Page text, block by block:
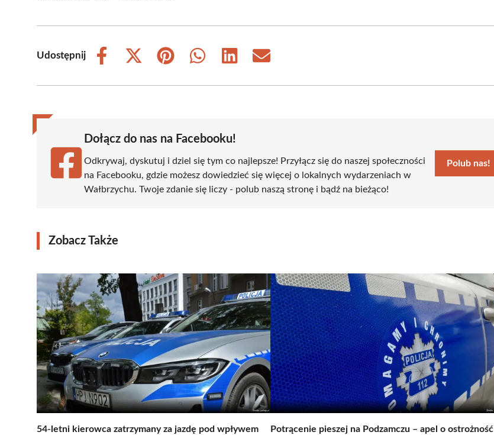
Udostępnij
Share
Share
(Twitter)
Share
Share
Share
Share
Dołącz do nas na Facebooku!
Odkrywaj, dyskutuj i dziel się tym co najlepsze! Przyłącz się do naszej społeczności
na Facebooku, gdzie możesz dowiedzieć się więcej o lokalnych wydarzeniach w
Wałbrzychu. Twoje zdanie się liczy - polub naszą stronę i bądź na bieżąco!
Polub nas!
Zobacz Także
54-letni kierowca zatrzymany za jazdę pod wpływem
Potrącenie pieszej na Podzamczu – apel o ostrożność